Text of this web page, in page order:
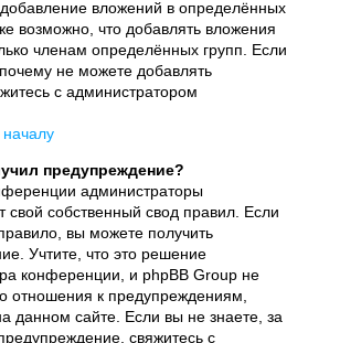
вложений в определённых
возможно, что добавлять вложения
членам определённых групп. Если
не можете добавлять
с администратором
началу
предупреждение?
администраторы
свой собственный свод правил. Если
вы можете получить
Учтите, что это решение
конференции, и phpBB Group не
отношения к предупреждениям,
данном сайте. Если вы не знаете, за
свяжитесь с